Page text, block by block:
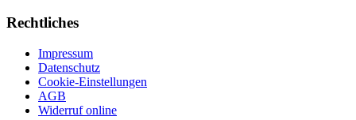
Rechtliches
Impressum
Datenschutz
Cookie-Einstellungen
AGB
Widerruf online